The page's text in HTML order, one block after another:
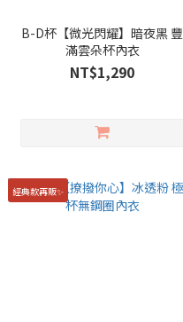
B-D杯【微光閃耀】暗夜黑 豐
滿雲朵杯內衣
NT$1,290
經典款再販✨